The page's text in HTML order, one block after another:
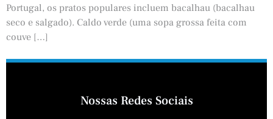
Portugal, os pratos populares incluem bacalhau (bacalhau
seco e salgado). Caldo verde (uma sopa grossa feita com
couve […]
Nossas Redes Sociais